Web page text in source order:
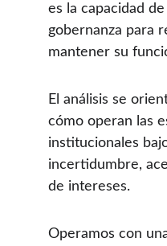
es la capacidad
gobernanza para
mantener su
El análisis se
cómo operan las
institucionales
incertidumbre,
de intereses.
Operamos con